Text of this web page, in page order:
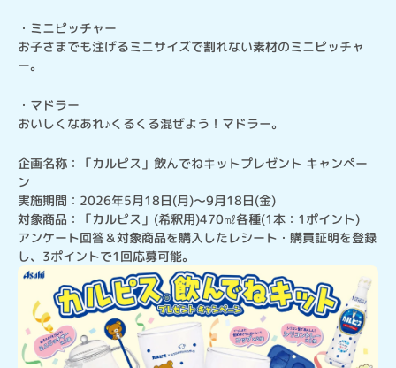
・ミニピッチャー
お子さまでも注げるミニサイズで割れない素材のミニピッチャ
ー。
・マドラー
おいしくなあれ♪くるくる混ぜよう！マドラー。
企画名称：「カルピス」飲んでねキットプレゼント キャンペー
ン
実施期間：2026年5月18日(月)～9月18日(金)
対象商品：「カルピス」(希釈用)470㎖各種(1本：1ポイント)
アンケート回答＆対象商品を購入したレシート・購買証明を登録
し、3ポイントで1回応募可能。